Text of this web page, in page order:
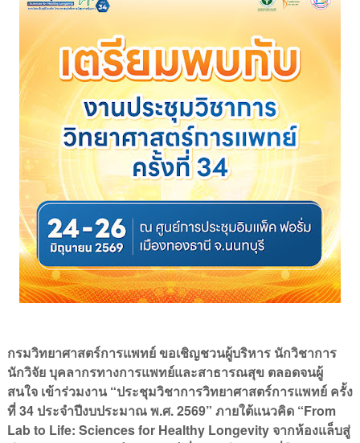
กรมวิทยาศาสตร์การแพทย์ขอเชิญชวนผู้บริหาร นักวิชาการ
นักวิจัยบุคลากรทางการแพทย์และสาธารณสุข ตลอดจนผู้
สนใจ เข้าร่วมงาน“ประชุมวิชาการวิทยาศาสตร์การแพทย์ ครั้ง
ที่34 ประจำปีงบประมาณพ.ศ. 2569” ภายใต้แนวคิด“From
Lab to Life: Sciences for Healthy Longevity จากห้องแล็บสู่